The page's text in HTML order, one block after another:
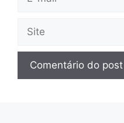
Site